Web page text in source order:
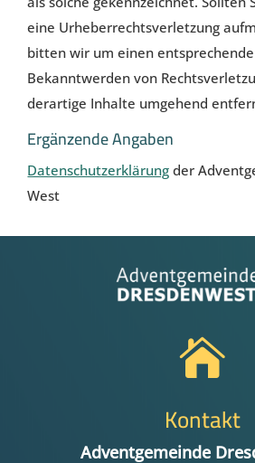
eine Urheberrechtsverletzung
bitten wir um einen
Bekanntwerden von
derartige Inhalte umgehend
Ergänzende Angaben
Datenschutzerklärung der
West

Kontakt
Adventgemeinde